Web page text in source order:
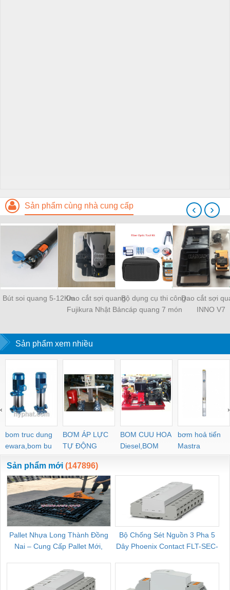
Sản phẩm cùng nhà cung cấp
Bút soi quang 5-12KmDao cắt sợi quang
Fujikura Nhật Bản
Bộ dụng cụ thi công
cáp quang 7 món
Dao cắt sợi
INNO V7
‹ ›
Sản phẩm xem nhiều
bom truc dung
ewara,bom bu
ewara
BƠM ÁP LỰC
TỰ ĐỘNG
BOM CUU HOA
Diesel,BOM
CHUA CHAY
bơm hoả tiển
Mastra
‹ ›
Sản phẩm mới (147896)
Pallet Nhựa Long Thành Đồng
Nai – Cung Cấp Pallet Mới,
Bộ Chống Sét Nguồn 3 Pha 5
Dây Phoenix Contact FLT-SEC-